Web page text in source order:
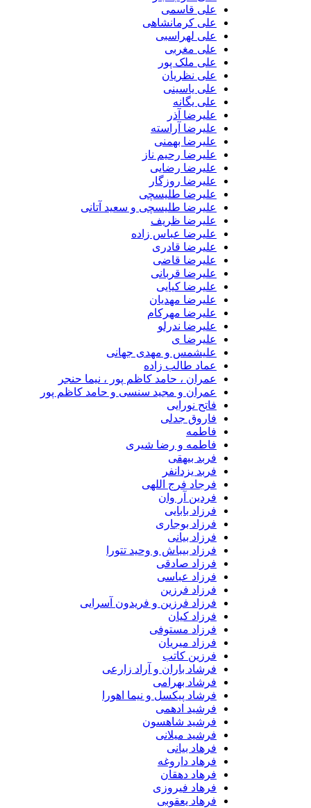
علی قاسمی
علی کرمانشاهی
علی لهراسبی
علی مغربی
علی ملک پور
علی نظریان
علی یاسینی
علی یگانه
علیرضا آذر
علیرضا آراسته
علیرضا بهمنی
علیرضا رحیم ناز
علیرضا رضایی
علیرضا روزگار
علیرضا طلیسچی
علیرضا طلیسچی و سعید آتانی
علیرضا ظریف
علیرضا عباس زاده
علیرضا قادری
علیرضا قاضی
علیرضا قربانی
علیرضا کیایی
علیرضا مهدیان
علیرضا مهرکام
علیرضا ندرلو
علیرضا ی
علیشمس و مهدی جهانی
عماد طالب زاده
عمران ، حامد کاظم پور ، نیما حنجر
عمران و مجید سنسی و حامد کاظم پور
فاتح نورایی
فاروق جدلی
فاطمه و رضا شیری
فربد بیهقی
فربد یزدانفر
فرجاد فرج اللهی
فردین آر وان
فرزاد بابایی
فرزاد بوجاری
فرزاد بیانی
فرزاد بیباش و وحید تتورا
فرزاد صادقی
فرزاد عباسی
فرزاد فرزین
فرزاد فرزین و فریدون آسرایی
فرزاد کیان
فرزاد مستوفی
فرزاد میریان
فرزین کاتب
فرشاد باران و آراد زارعی
فرشاد بهرامی
فرشاد پیکسل و نیما اهورا
فرشید ادهمی
فرشید شاهسون
فرشید میلانی
فرهاد بیانی
فرهاد داروغه
فرهاد دهقان
فرهاد فیروزی
فرهاد یعقوبی